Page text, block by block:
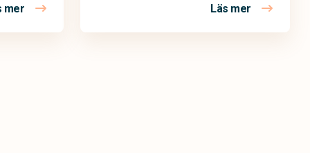
mer om Begravningskrans – Purpur Läs mer om